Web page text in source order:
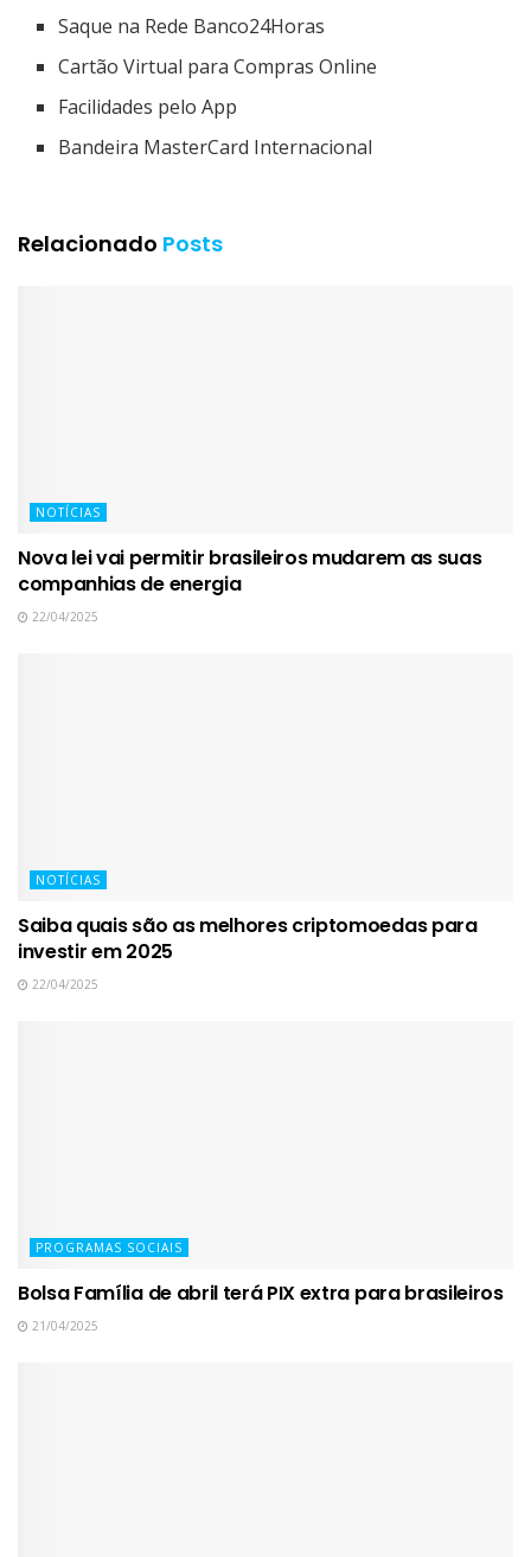
Saque na Rede Banco24Horas
Cartão Virtual para Compras Online
Facilidades pelo App
Bandeira MasterCard Internacional
Relacionado Posts
NOTÍCIAS
Nova lei vai permitir brasileiros mudarem as suas
companhias de energia
22/04/2025
NOTÍCIAS
Saiba quais são as melhores criptomoedas para
investir em 2025
22/04/2025
PROGRAMAS SOCIAIS
Bolsa Família de abril terá PIX extra para brasileiros
21/04/2025